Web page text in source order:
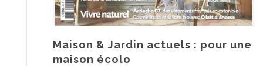
Maison & Jardin actuels : pour une
maison écolo